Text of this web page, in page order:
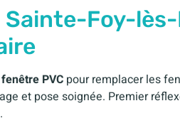
Sainte-Foy-
PVC pour remplacer les
et pose soignée. Premier